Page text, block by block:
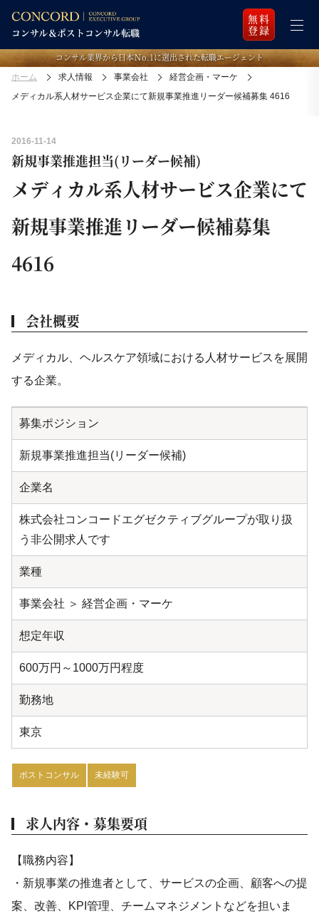
無料
登録
コンサル業界から日本Ｎo.1に選出された転職エージェント
ホーム 求人情報 事業会社
経営企画・マーケ
メディカル系人材サービス企業にて新規事業推進リーダー候補募集 4616
2016-11-14
新規事業推進担当(リーダー候補)
メディカル系人材サービス企業にて
新規事業推進リーダー候補募集
4616
会社概要
メディカル、ヘルスケア領域における人材サービスを展開
する企業。
募集ポジション
新規事業推進担当(リーダー候補)
企業名
株式会社コンコードエグゼクティブグループが取り扱
う非公開求人です
業種
事業会社 ＞ 経営企画・マーケ
想定年収
600万円～1000万円程度
勤務地
東京
ポストコンサル 未経験可
求人内容・募集要項
【職務内容】
・新規事業の推進者として、サービスの企画、顧客への提
案、改善、KPI管理、チームマネジメントなどを担いま